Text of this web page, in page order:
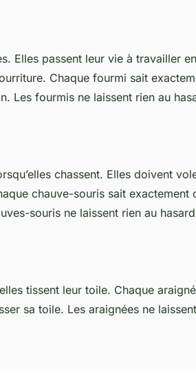
Elles passent leur vie à travailler
Chaque fourmi sait
Les fourmis ne laissent rien au
chassent. Elles doivent
chauve-souris sait exactement
souris ne laissent rien au
tissent leur toile. Chaque
sa toile. Les araignées ne